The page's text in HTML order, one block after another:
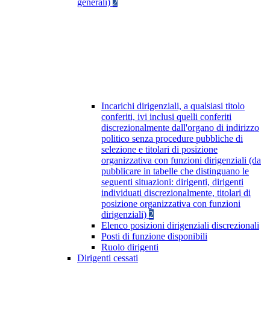
generali) 2
Incarichi dirigenziali, a qualsiasi titolo
conferiti, ivi inclusi quelli conferiti
discrezionalmente dall'organo di indirizzo
politico senza procedure pubbliche di
selezione e titolari di posizione
organizzativa con funzioni dirigenziali (da
pubblicare in tabelle che distinguano le
seguenti situazioni: dirigenti, dirigenti
individuati discrezionalmente, titolari di
posizione organizzativa con funzioni
dirigenziali) 2
Elenco posizioni dirigenziali discrezionali
Posti di funzione disponibili
Ruolo dirigenti
Dirigenti cessati